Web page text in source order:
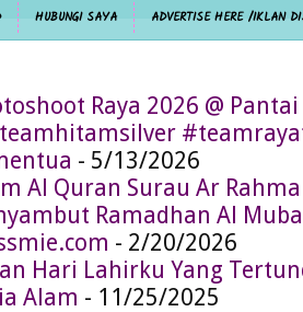
HUBUNGI SAYA ADVERTISE HERE /IKLAN
Raya 2026 @ Pantai
- 5/13/2026
Al Quran Surau Ar
Ramadhan Al
- 2/20/2026
Hari Lahirku Yang
Alam - 11/25/2025